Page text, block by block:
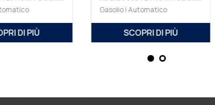
DI PIÙ
Gasolio | Automatico
SCOPRI DI PIÙ